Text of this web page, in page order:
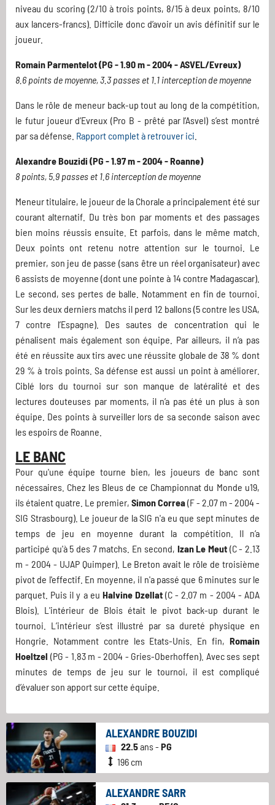
niveau du scoring (2/10 à trois points, 8/15 à deux points, 8/10
aux lancers-francs). Difficile donc d’avoir un avis définitif sur le
joueur.
Romain Parmentelot (PG - 1.90 m - 2004 - ASVEL/Evreux)
8.6 points de moyenne, 3.3 passes et 1.1 interception de moyenne
Dans le rôle de meneur back-up tout au long de la compétition,
le futur joueur d’Evreux (Pro B - prêté par l’Asvel) s’est montré
par sa défense. Rapport complet à retrouver ici
Alexandre Bouzidi (PG - 1.97 m - 2004 - Roanne)
8 points, 5.9 passes et 1.6 interception de moyenne
Meneur titulaire, le joueur de la Chorale a principalement été sur
courant alternatif. Du très bon par moments et des passages
bien moins réussis ensuite. Et parfois, dans le même match.
Deux points ont retenu notre attention sur le tournoi. Le
premier, son jeu de passe (sans être un réel organisateur) avec
6 assists de moyenne (dont une pointe à 14 contre Madagascar).
Le second, ses pertes de balle. Notamment en fin de tournoi.
Sur les deux derniers matchs il perd 12 ballons (5 contre les USA,
7 contre l’Espagne). Des sautes de concentration qui le
pénalisent mais également son équipe. Par ailleurs, il n’a pas
été en réussite aux tirs avec une réussite globale de 38 % dont
29 % à trois points. Sa défense est aussi un point à améliorer.
Ciblé lors du tournoi sur son manque de latéralité et des
lectures douteuses par moments, il n’a pas été un plus à son
équipe. Des points à surveiller lors de sa seconde saison avec
les espoirs de Roanne.
LE BANC
Pour qu'une équipe tourne bien, les joueurs de banc sont
nécessaires. Chez les Bleus de ce Championnat du Monde u19,
ils étaient quatre. Le premier, Simon Correa(F - 2.07 m - 2004 -
SIG Strasbourg). Le joueur de la SIG n'a eu que sept minutes de
temps de jeu en moyenne durant la compétition. Il n’a
participé qu'à 5 des 7 matchs. En second, Izan Le Meut(C - 2.13
m - 2004 - UJAP Quimper). Le Breton avait le rôle de troisième
pivot de l'effectif. En moyenne, il n'a passé que 6 minutes sur le
parquet. Puis il y a eu Halvine Dzellat(C - 2.07 m - 2004 - ADA
Blois). L'intérieur de Blois était le pivot back-up durant le
tournoi. L’intérieur s’est illustré par sa dureté physique en
Hongrie. Notamment contre les Etats-Unis. En fin, Romain
Hoeltzel (PG - 1.83 m - 2004 - Gries-Oberhoffen). Avec ses sept
minutes de temps de jeu sur le tournoi, il est compliqué
d’évaluer son apport sur cette équipe.
ALEXANDRE BOUZIDI
22.5ans - PG
196 cm
ALEXANDRE SARR